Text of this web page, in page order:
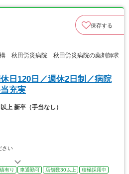
保存する
構 秋田労災病院 秋田労災病院の薬剤師求
日120日／週休2日制／病院
充実
上 新卒（手当なし）
さい
有り 車通勤可 店舗数30以上 積極採用中